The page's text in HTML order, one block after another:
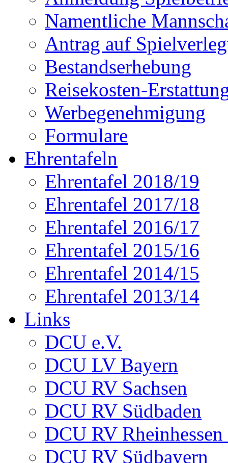
Namentliche
Antrag auf
Bestandserhebung
Reisekosten-
Werbegenehmigung
Formulare
Ehrentafeln
Ehrentafel 2018/19
Ehrentafel 2017/18
Ehrentafel 2016/17
Ehrentafel 2015/16
Ehrentafel 2014/15
Ehrentafel 2013/14
Links
DCU e.V.
DCU LV Bayern
DCU RV Sachsen
DCU RV Südbaden
DCU RV
DCU RV Südbayern